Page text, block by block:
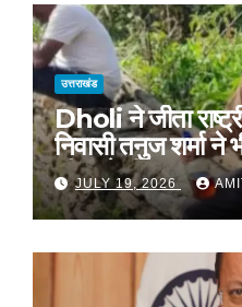
उत्तराखंड
Dholi ने जीता
निवासी तनुज शर्मा ने
सीएम ने दी
JULY 19, 2026